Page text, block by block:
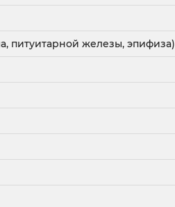
питуитарной железы, эпифиза)